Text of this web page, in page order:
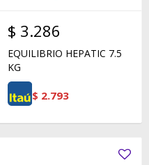
$ 3.286
EQUILIBRIO HEPATIC 7.5
KG
$ 2.793